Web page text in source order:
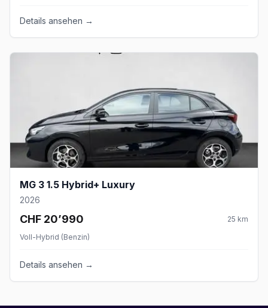
Details ansehen →
MG 3 1.5 Hybrid+ Luxury
2026
CHF 20’990 25 km
Voll-Hybrid (Benzin)
Details ansehen →